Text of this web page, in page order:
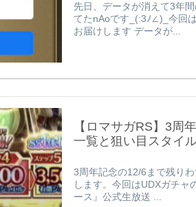
先日、データが消えて3年
てたnAoです_(:3ﾉ∠)_今回
お届けします データが...
【ロマサガRS】3周
一覧と狙い目スタイ
3周年記念の12/6まで残り
します。今回はUDXガチャ
ース』公式生放送 ...